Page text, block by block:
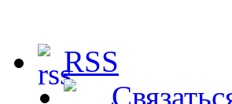
RSS